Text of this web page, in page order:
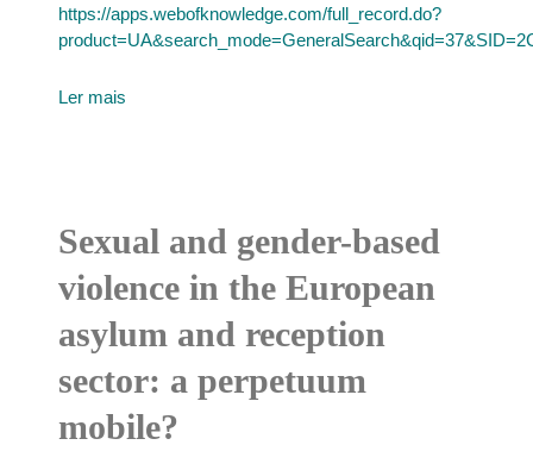
https://apps.webofknowledge.com/full_record.do?
Ler mais
Sexual and gender-based
violence in the European
asylum and reception
sector: a perpetuum
mobile?